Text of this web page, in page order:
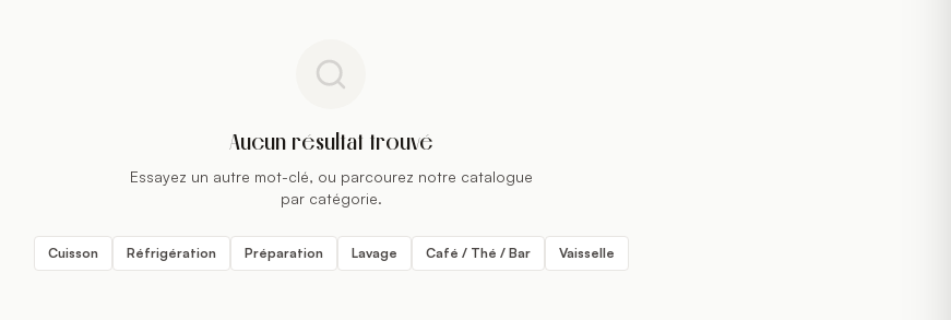
Aucun résultat trouvé
Essayez un autre mot-clé, ou parcourez notre catalogue
par catégorie.
Cuisson Réfrigération Préparation Lavage Café / Thé / Bar Vaisselle